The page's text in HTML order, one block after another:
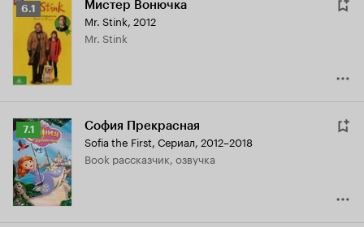
Рейтинг
Кинопоиска
6.1
6.1 Мистер Вонючка
Mr. Stink, 2012
Mr. Stink
Рейтинг
Кинопоиска
7.1
7.1 София Прекрасная
Sofia the First, Сериал, 2012–2018
Book рассказчик, озвучка